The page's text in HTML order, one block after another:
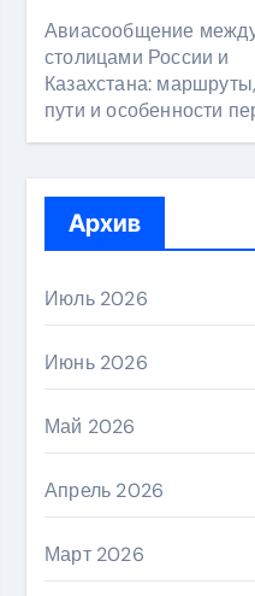
Авиасообщение
столицами России и
Казахстана:
пути и особенности
Архив
Июль 2026
Июнь 2026
Май 2026
Апрель 2026
Март 2026